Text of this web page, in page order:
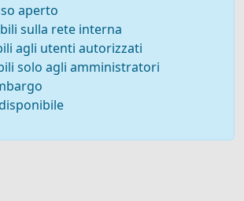
aperto
sulla rete interna
agli utenti autorizzati
solo agli amministratori